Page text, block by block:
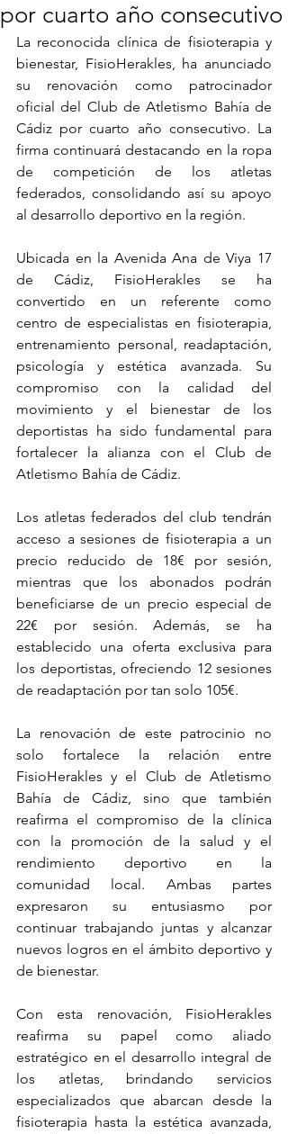
por cuarto año consecutivo
La reconocida clínica de fisioterapia y
bienestar, FisioHerakles, ha anunciado
su renovación como patrocinador
oficial del Club de Atletismo Bahía de
Cádiz por cuarto año consecutivo. La
firma continuará destacando en la ropa
de competición de los atletas
federados, consolidando así su apoyo
al desarrollo deportivo en la región.
Ubicada en la Avenida Ana de Viya 17
de Cádiz, FisioHerakles se ha
convertido en un referente como
centro de especialistas en fisioterapia,
entrenamiento personal, readaptación,
psicología y estética avanzada. Su
compromiso con la calidad del
movimiento y el bienestar de los
deportistas ha sido fundamental para
fortalecer la alianza con el Club de
Atletismo Bahía de Cádiz.
Los atletas federados del club tendrán
acceso a sesiones de fisioterapia a un
precio reducido de 18€ por sesión,
mientras que los abonados podrán
beneficiarse de un precio especial de
22€ por sesión. Además, se ha
establecido una oferta exclusiva para
los deportistas, ofreciendo 12 sesiones
de readaptación por tan solo 105€.
La renovación de este patrocinio no
solo fortalece la relación entre
FisioHerakles y el Club de Atletismo
Bahía de Cádiz, sino que también
reafirma el compromiso de la clínica
con la promoción de la salud y el
rendimiento deportivo en la
comunidad local. Ambas partes
expresaron su entusiasmo por
continuar trabajando juntas y alcanzar
nuevos logros en el ámbito deportivo y
de bienestar.
Con esta renovación, FisioHerakles
reafirma su papel como aliado
estratégico en el desarrollo integral de
los atletas, brindando servicios
especializados que abarcan desde la
fisioterapia hasta la estética avanzada,